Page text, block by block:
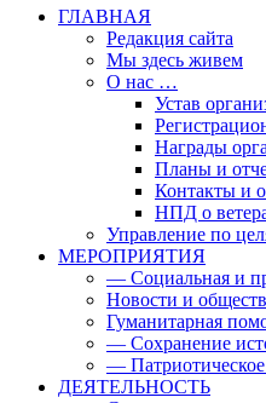
ГЛАВНАЯ
Редакция сайта
Мы здесь живем
О нас …
Устав
Награды
Планы и
Контакты и
НПД о
Управление по
МЕРОПРИЯТИЯ
— Социальная и
Новости и
Гуманитарная
— Сохранение
—
ДЕЯТЕЛЬНОСТЬ